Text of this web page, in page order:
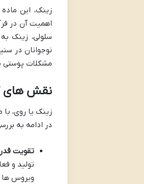
زینک، این
اهمیت آن در
سلولی، زینک
نوجوانان در
مشکلات پوستی
نقش های
در ادامه به
تقویت
تولید و
ویروس ها